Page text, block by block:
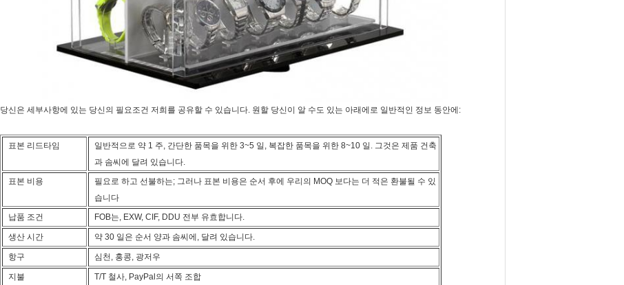
당신은 세부사항에 있는 당신의 필요조건 저희를 공유할 수 있습니다. 원할 당신이 알 수도 있는 아래에로 일반적인 정보 동안에:
표본 리드타임
일반적으로 약 1 주, 간단한 품목을 위한 3~5 일, 복잡한 품목을 위한 8~10 일. 그것은 제품 건축
과 솜씨에 달려 있습니다.
표본 비용
필요로 하고 선불하는; 그러나 표본 비용은 순서 후에 우리의 MOQ 보다는 더 적은 환불될 수 있
습니다
납품 조건
FOB는, EXW, CIF, DDU 전부 유효합니다.
생산 시간 약 30 일은 순서 양과 솜씨에, 달려 있습니다.
항구 심천, 홍콩, 광저우
지불 T/T 철사, PayPal의 서쪽 조합